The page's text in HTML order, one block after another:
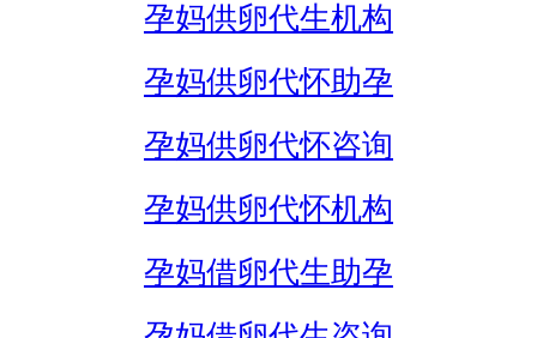
孕妈供卵代生机构
孕妈供卵代怀助孕
孕妈供卵代怀咨询
孕妈供卵代怀机构
孕妈借卵代生助孕